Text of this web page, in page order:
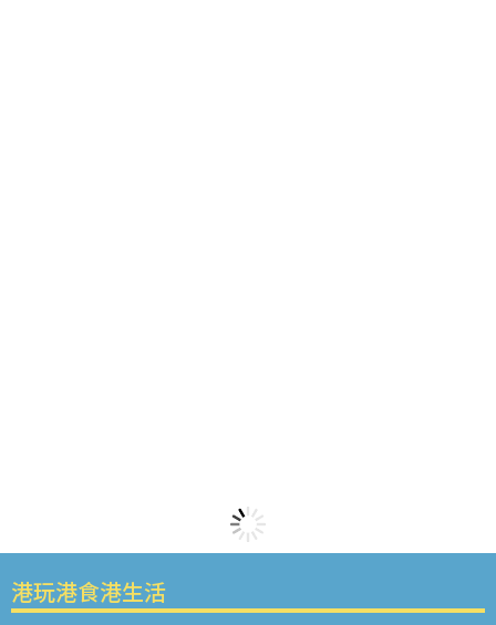
港玩港食港生活